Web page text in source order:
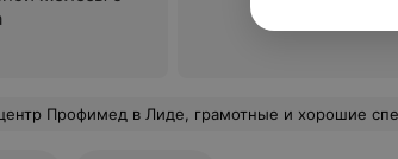
специалисты. Но не первый раз своего приема приходится ждать почти час, придя к своему времени! И об этом не предупреждают на ресепшене. Примите